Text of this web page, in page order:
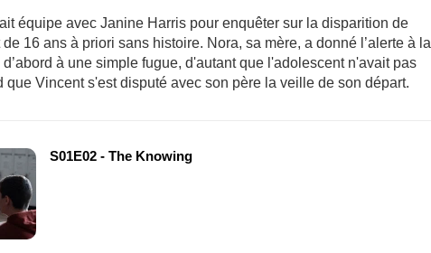
équipe avec Janine Harris pour enquêter sur la disparition de
16 ans à priori sans histoire. Nora, sa mère, a donné l’alerte à la
à une simple fugue, d'autant que l'adolescent n'avait pas
que Vincent s'est disputé avec son père la veille de son départ.
S01E02 - The Knowing